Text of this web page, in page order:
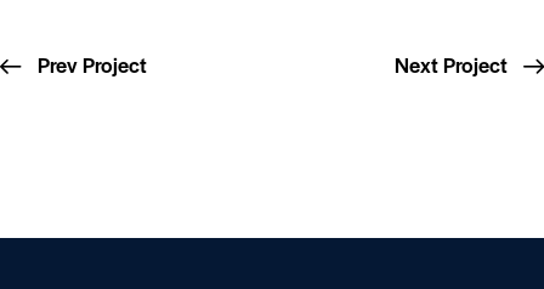
Prev Project Next Project